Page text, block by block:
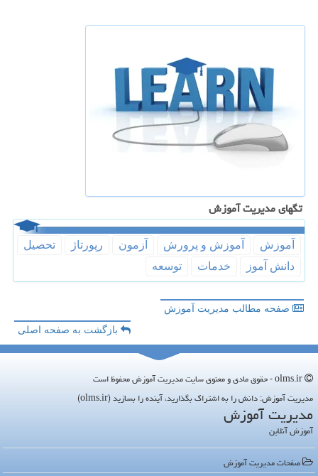
تگهای مدیریت آموزش
آموزش آموزش و پرورش آزمون رپورتاژ
تحصیل
دانش آموز
خدمات توسعه
صفحه مطالب مدیریت آموزش
بازگشت به صفحه اصلی
مدیریت آموزش: دانش را به اشتراک بگذارید، آینده را بسازید (olms.ir)
مدیریت آموزش
آموزش آنلاین
صفحات مدیریت آموزش